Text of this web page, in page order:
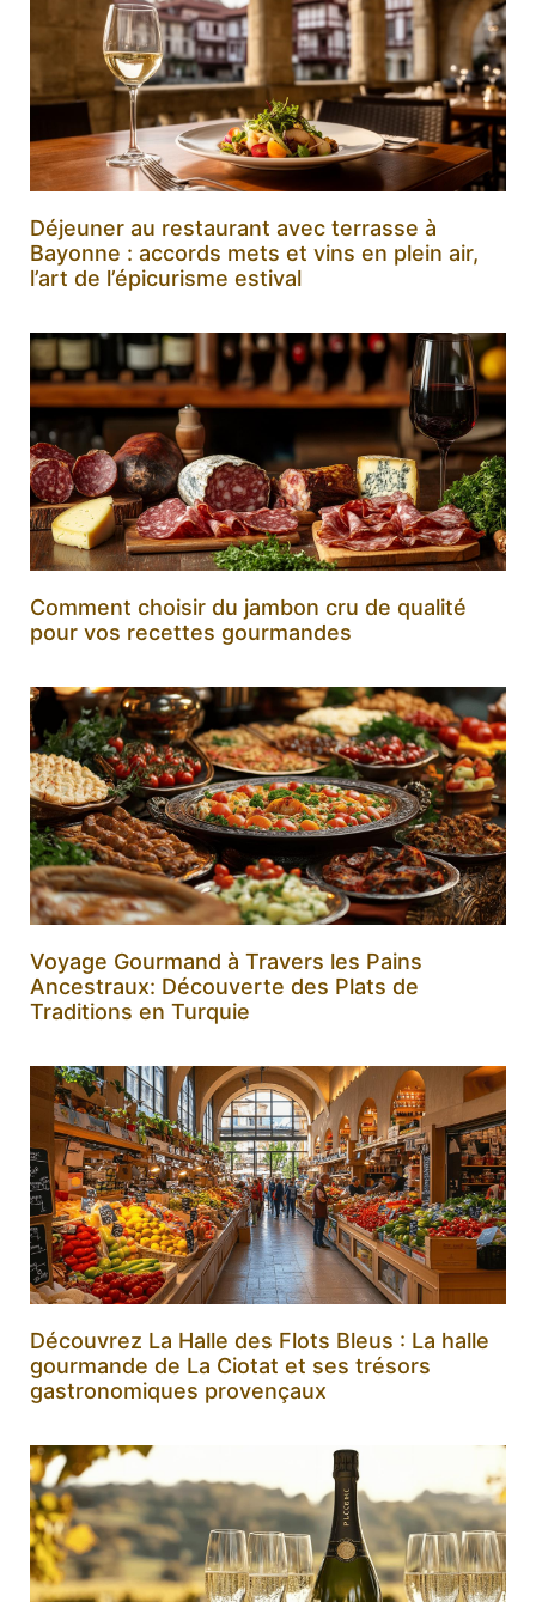
Déjeuner au restaurant avec terrasse à
Bayonne : accords mets et vins en plein air,
l’art de l’épicurisme estival
Comment choisir du jambon cru de qualité
pour vos recettes gourmandes
Voyage Gourmand à Travers les Pains
Ancestraux: Découverte des Plats de
Traditions en Turquie
Découvrez La Halle des Flots Bleus : La halle
gourmande de La Ciotat et ses trésors
gastronomiques provençaux